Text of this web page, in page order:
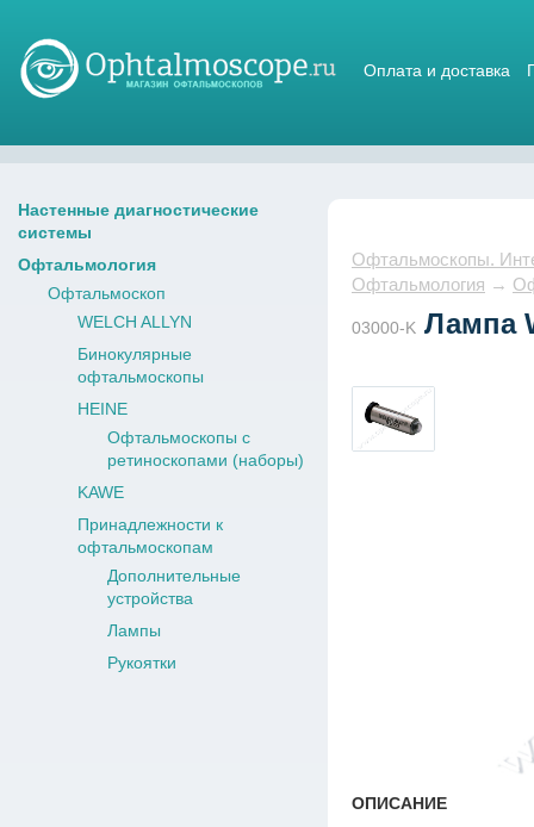
Оплата и доставка
Настенные диагностические
системы
Офтальмология
Офтальмоскоп
WELCH ALLYN
Бинокулярные
офтальмоскопы
HEINE
Офтальмоскопы с
ретиноскопами (наборы)
KAWE
Принадлежности к
офтальмоскопам
Дополнительные
устройства
Лампы
Рукоятки
Офтальмоскопы.
Офтальмология →
03000-K Лампа
ОПИСАНИЕ